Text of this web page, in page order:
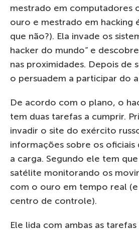
mestrado em computadores
ouro e mestrado em hacking
que não?). Ela invade os
hacker do mundo” e
nas proximidades. Depois de
o persuadem a participar do
De acordo com o plano, o
tem duas tarefas a cumprir.
invadir o site do exército
informações sobre os oficiais
a carga. Segundo ele tem
satélite monitorando os
com o ouro em tempo real
centro de controle).
Ele lida com ambas as